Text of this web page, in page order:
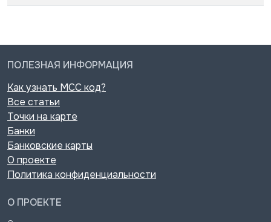
ПОЛЕЗНАЯ ИНФОРМАЦИЯ
Как узнать MCC код?
Все статьи
Точки на карте
Банки
Банковские карты
О проекте
Политика конфиденциальности
О ПРОЕКТЕ